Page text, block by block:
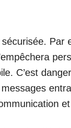
Par
C’est
et